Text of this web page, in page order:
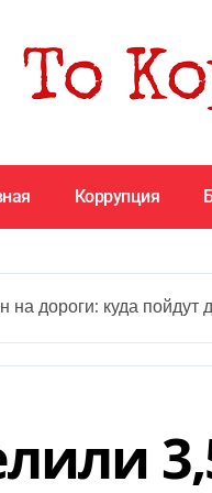
Коррупция
дороги: куда пойдут